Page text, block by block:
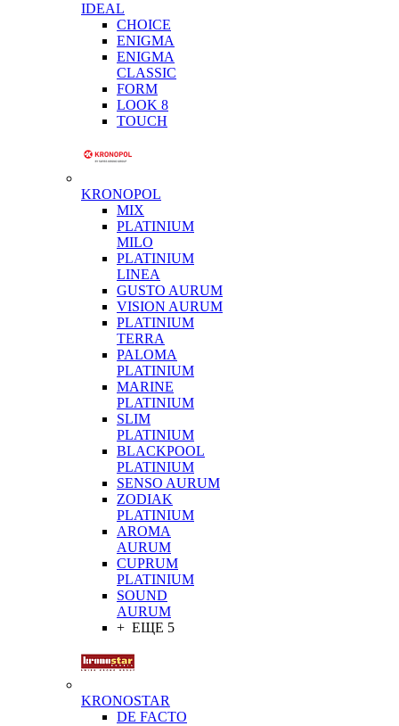
IDEAL
CHOICE
ENIGMA
ENIGMA
CLASSIC
FORM
LOOK 8
TOUCH
KRONOPOL
MIX
PLATINIUM
MILO
PLATINIUM
LINEA
GUSTO AURUM
VISION AURUM
PLATINIUM
TERRA
PALOMA
PLATINIUM
MARINE
PLATINIUM
SLIM
PLATINIUM
BLACKPOOL
PLATINIUM
SENSO AURUM
ZODIAK
PLATINIUM
AROMA
AURUM
CUPRUM
PLATINIUM
SOUND
AURUM
+ ЕЩЕ 5
KRONOSTAR
DE FACTO